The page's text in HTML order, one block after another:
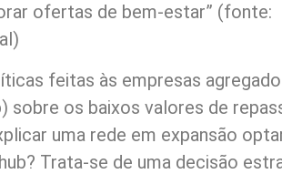
ofertas de bem-estar” (fonte:
feitas às empresas
sobre os baixos valores de
uma rede em expansão
Trata-se de uma decisão